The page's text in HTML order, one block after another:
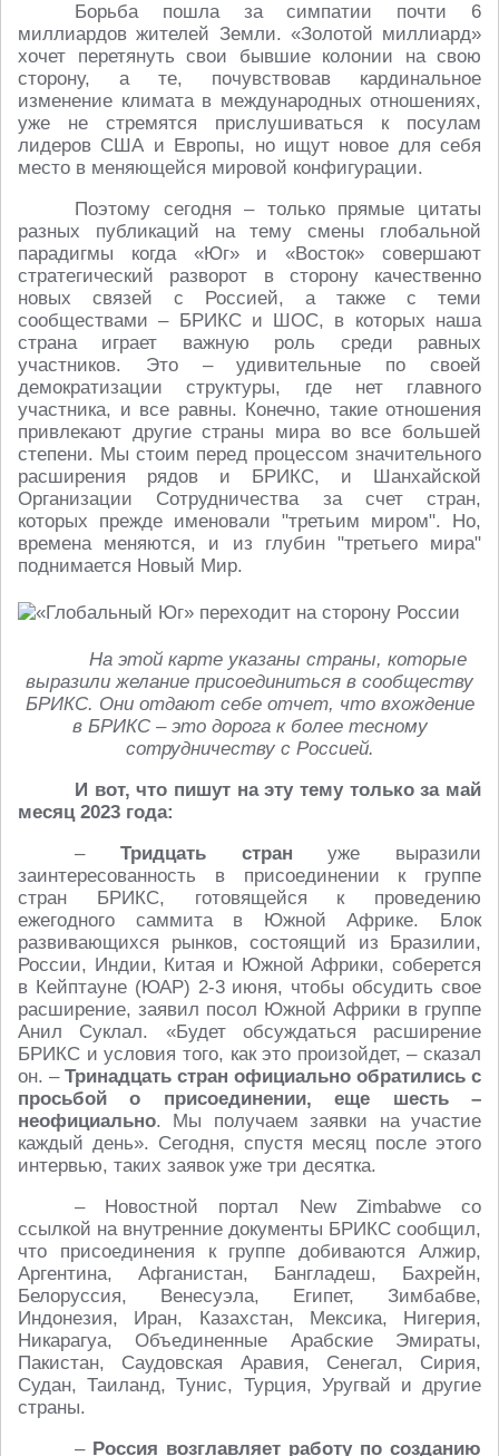
Борьба пошла за симпатии почти 6
миллиардов жителей Земли. «Золотой миллиард»
хочет перетянуть свои бывшие колонии на свою
сторону, а те, почувствовав кардинальное
изменение климата в международных отношениях,
уже не стремятся прислушиваться к посулам
лидеров США и Европы, но ищут новое для себя
место в меняющейся мировой конфигурации.
Поэтому сегодня – только прямые цитаты
разных публикаций на тему смены глобальной
парадигмы когда «Юг» и «Восток» совершают
стратегический разворот в сторону качественно
новых связей с Россией, а также с теми
сообществами – БРИКС и ШОС, в которых наша
страна играет важную роль среди равных
участников. Это – удивительные по своей
демократизации структуры, где нет главного
участника, и все равны. Конечно, такие отношения
привлекают другие страны мира во все большей
степени. Мы стоим перед процессом значительного
расширения рядов и БРИКС, и Шанхайской
Организации Сотрудничества за счет стран,
которых прежде именовали "третьим миром". Но,
времена меняются, и из глубин "третьего мира"
поднимается Новый Мир.
На этой карте указаны страны, которые
выразили желание присоединиться в сообществу
БРИКС. Они отдают себе отчет, что вхождение
в БРИКС – это дорога к более тесному
сотрудничеству с Россией.
И вот, что пишут на эту тему только за май
месяц 2023 года:
– Тридцать стран уже выразили
заинтересованность в присоединении к группе
стран БРИКС, готовящейся к проведению
ежегодного саммита в Южной Африке. Блок
развивающихся рынков, состоящий из Бразилии,
России, Индии, Китая и Южной Африки, соберется
в Кейптауне (ЮАР) 2-3 июня, чтобы обсудить свое
расширение, заявил посол Южной Африки в группе
Анил Суклал. «Будет обсуждаться расширение
БРИКС и условия того, как это произойдет, – сказал
он. –Тринадцать стран официально обратились с
просьбой о присоединении, еще шесть –
неофициально. Мы получаем заявки на участие
каждый день». Сегодня, спустя месяц после этого
интервью, таких заявок уже три десятка.
– Новостной портал New Zimbabwe со
ссылкой на внутренние документы БРИКС сообщил,
что присоединения к группе добиваются Алжир,
Аргентина, Афганистан, Бангладеш, Бахрейн,
Белоруссия, Венесуэла, Египет, Зимбабве,
Индонезия, Иран, Казахстан, Мексика, Нигерия,
Никарагуа, Объединенные Арабские Эмираты,
Пакистан, Саудовская Аравия, Сенегал, Сирия,
Судан, Таиланд, Тунис, Турция, Уругвай и другие
страны.
– Россия возглавляет работу по созданию